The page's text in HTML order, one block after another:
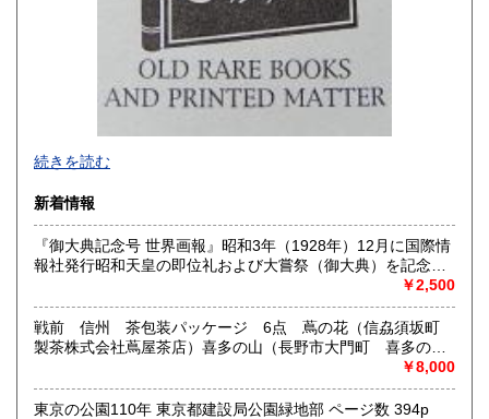
最寄駅：花小金井
営業時間：10:00〜18:00
定休日：不定休
古本・骨董品の出張買取のお申込み・ご予約は、お電話・ま
たはメールにて承っております。 お気軽にお問合わせくださ
出張費は無料です。旧家、蔵のあるお宅、昭和40年以前の古
いお宅の買取は、遠方でも大歓迎です。
続きを読む
新着情報
『御大典記念号 世界画報』昭和3年（1928年）12月に国際情
報社発行昭和天皇の即位礼および大嘗祭（御大典）を記念す
るグラフ雑誌の臨時増刊号です。当時の儀式の様子や関連行
事を写した貴重な写真や解説が多数収録されています。
￥2,500
戦前 信州 茶包装パッケージ 6点 蔦の花（信劦須坂町
製茶株式会社蔦屋茶店）喜多の山（長野市大門町 喜多の園
本店）西沢園（長野県中堅町 西澤園本舗）梅の花（信州須
坂市梅の園茶店）奈良此園（信州中野町 西澤茶舗）美泉瀧
（信州長野市新町 茶間屋美濃久商店）瀧の音（信濃吉田本
￥8,000
東京の公園110年 東京都建設局公園緑地部 ページ数 394p